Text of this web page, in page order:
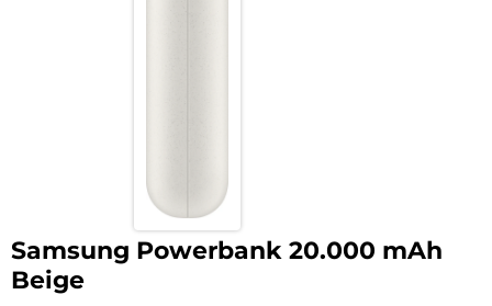
Samsung Powerbank 20.000 mAh
Beige